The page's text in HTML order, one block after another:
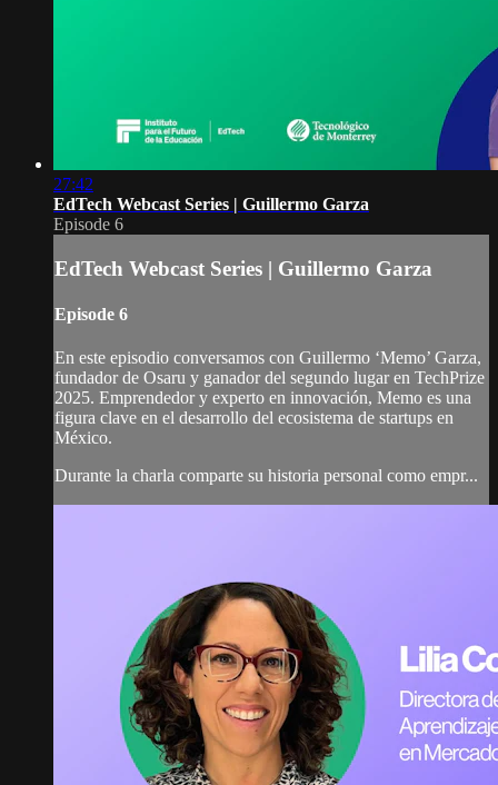
27:42
EdTech Webcast Series | Guillermo Garza
Episode 6
EdTech Webcast Series | Guillermo Garza
Episode 6
En este episodio conversamos con Guillermo ‘Memo’ Garza,
fundador de Osaru y ganador del segundo lugar en TechPrize
2025. Emprendedor y experto en innovación, Memo es una
figura clave en el desarrollo del ecosistema de startups en
México.
Durante la charla comparte su historia personal como empr...